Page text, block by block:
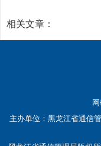
相关文章：
主办单位：黑龙江省通